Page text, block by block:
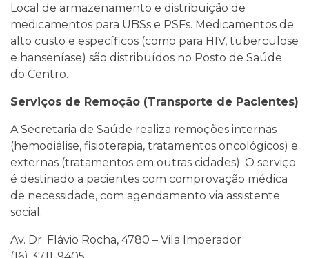
Local de armazenamento e distribuição de
medicamentos para UBSs e PSFs. Medicamentos de
alto custo e específicos (como para HIV, tuberculose
e hanseníase) são distribuídos no Posto de Saúde
do Centro.
Serviços de Remoção (Transporte de Pacientes)
A Secretaria de Saúde realiza remoções internas
(hemodiálise, fisioterapia, tratamentos oncológicos) e
externas (tratamentos em outras cidades). O serviço
é destinado a pacientes com comprovação médica
de necessidade, com agendamento via assistente
social.
Av. Dr. Flávio Rocha, 4780 – Vila Imperador